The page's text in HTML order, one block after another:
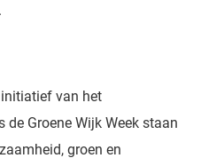
initiatief van het
Groene Wijk Week staan
groen en